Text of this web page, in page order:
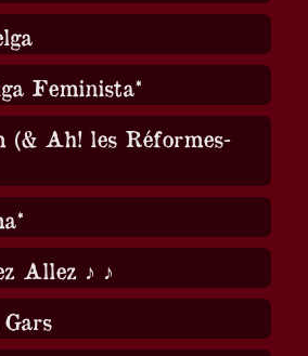
Feminista*
(& Ah! les Réformes-
Allez ♪ ♪